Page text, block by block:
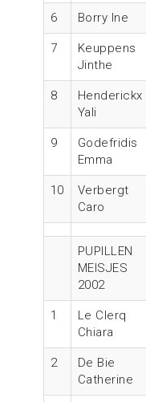
6 Borry Ine
7
Keuppens
Jinthe
8
Henderickx
Yali
9
Godefridis
Emma
10
Verbergt
Caro
PUPILLEN
MEISJES
2002
1
Le Clerq
Chiara
2
De Bie
Catherine